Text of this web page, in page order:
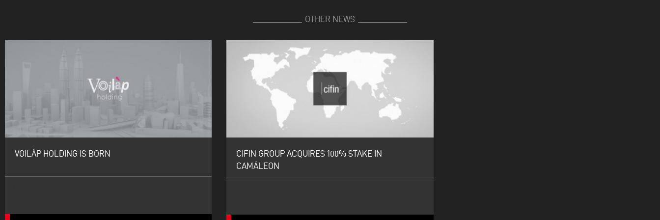
OTHER NEWS
VOILÀP HOLDING IS BORN
CIFIN GROUP ACQUIRES 100% STAKE IN
CAMÄLEON